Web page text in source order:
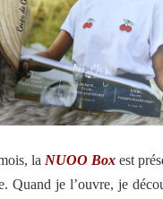
la NUOO Box est
Quand je l’ouvre, je